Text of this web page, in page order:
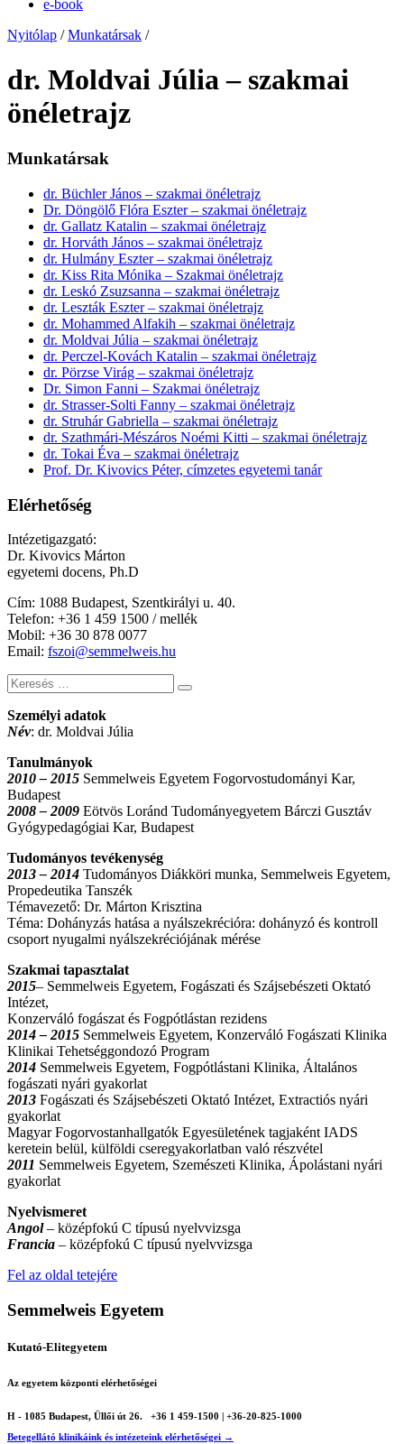
e-book
Nyitólap / Munkatársak /
dr. Moldvai Júlia – szakmai
önéletrajz
Munkatársak
dr. Büchler János – szakmai önéletrajz
Dr. Döngölő Flóra Eszter – szakmai önéletrajz
dr. Gallatz Katalin – szakmai önéletrajz
dr. Horváth János – szakmai önéletrajz
dr. Hulmány Eszter – szakmai önéletrajz
dr. Kiss Rita Mónika – Szakmai önéletrajz
dr. Leskó Zsuzsanna – szakmai önéletrajz
dr. Leszták Eszter – szakmai önéletrajz
dr. Mohammed Alfakih – szakmai önéletrajz
dr. Moldvai Júlia – szakmai önéletrajz
dr. Perczel-Kovách Katalin – szakmai önéletrajz
dr. Pörzse Virág – szakmai önéletrajz
Dr. Simon Fanni – Szakmai önéletrajz
dr. Strasser-Solti Fanny – szakmai önéletrajz
dr. Struhár Gabriella – szakmai önéletrajz
dr. Szathmári-Mészáros Noémi Kitti – szakmai önéletrajz
dr. Tokai Éva – szakmai önéletrajz
Prof. Dr. Kivovics Péter, címzetes egyetemi tanár
Elérhetőség
Intézetigazgató:
Dr. Kivovics Márton
egyetemi docens, Ph.D
Cím: 1088 Budapest, Szentkirályi u. 40.
Telefon: +36 1 459 1500 / mellék
Mobil: +36 30 878 0077
Email: fszoi@semmelweis.hu
Keresés
Személyi adatok
Név: dr. Moldvai Júlia
Tanulmányok
2010 – 2015 Semmelweis Egyetem Fogorvostudományi Kar,
Budapest
2008 – 2009 Eötvös Loránd Tudományegyetem Bárczi Gusztáv
Gyógypedagógiai Kar, Budapest
Tudományos tevékenység
2013 – 2014 Tudományos Diákköri munka, Semmelweis Egyetem,
Propedeutika Tanszék
Témavezető: Dr. Márton Krisztina
Téma: Dohányzás hatása a nyálszekrécióra: dohányzó és kontroll
csoport nyugalmi nyálszekréciójának mérése
Szakmai tapasztalat
2015– Semmelweis Egyetem, Fogászati és Szájsebészeti Oktató
Intézet,
Konzerváló fogászat és Fogpótlástan rezidens
2014 – 2015 Semmelweis Egyetem, Konzerváló Fogászati Klinika
Klinikai Tehetséggondozó Program
2014 Semmelweis Egyetem, Fogpótlástani Klinika, Általános
fogászati nyári gyakorlat
2013 Fogászati és Szájsebészeti Oktató Intézet, Extractiós nyári
gyakorlat
Magyar Fogorvostanhallgatók Egyesületének tagjaként IADS
keretein belül, külföldi cseregyakorlatban való részvétel
2011 Semmelweis Egyetem, Szemészeti Klinika, Ápolástani nyári
gyakorlat
Nyelvismeret
Angol – középfokú C típusú nyelvvizsga
Francia – középfokú C típusú nyelvvizsga
Fel az oldal tetejére
Semmelweis Egyetem
Kutató-Elitegyetem
Az egyetem központi elérhetőségei
H - 1085 Budapest, Üllői út 26.
+36 1 459-1500 | +36-20-825-1000
Betegellátó klinikáink és intézeteink elérhetőségei →